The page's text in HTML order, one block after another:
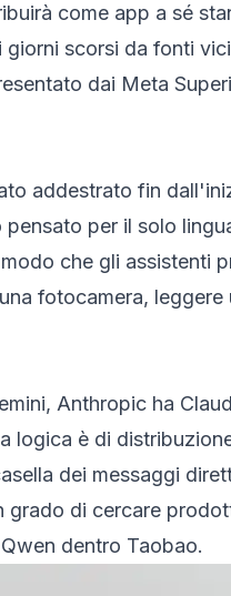
come app a sé
scorsi da fonti
dai Meta
addestrato fin
per il solo
che gli assistenti
fotocamera,
Anthropic ha
è di
dei messaggi
grado di cercare
dentro Taobao.